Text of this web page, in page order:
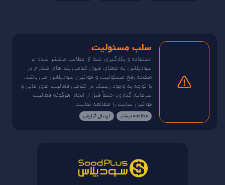
سلب مسئولیت
استفاده و بکارگیری شما از مطالب منتشر شده در
سودپلاس به معنای قبول تمامی بند های مندرج در
صفحه رفع مسئولیت و قوانین سودپلاس می باشد،
با توجه به وجود ریسک در تمامی فعالیت های مالی و
سرمایه گذاری، حتماً قبل از انجام هرگونه فعالیت
قوانین سایت را مطالعه نمایید.
مطالعه بیشتر ارسال گزارش